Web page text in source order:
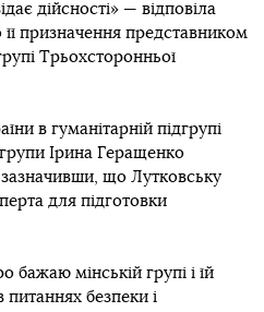
дійсності» — відповіла
призначення представником
Трьохсторонньої
в гуманітарній підгрупі
Ірина Геращенко
що Лутковську
для підготовки
бажаю мінській групі і їй
безпеки і